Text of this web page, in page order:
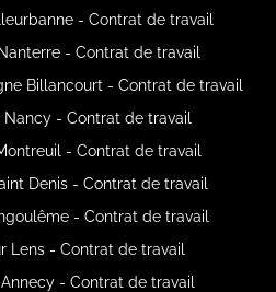
- Contrat de travail
- Contrat de travail
Billancourt - Contrat de travail
Nancy - Contrat de travail
- Contrat de travail
Denis - Contrat de travail
- Contrat de travail
Lens - Contrat de travail
- Contrat de travail